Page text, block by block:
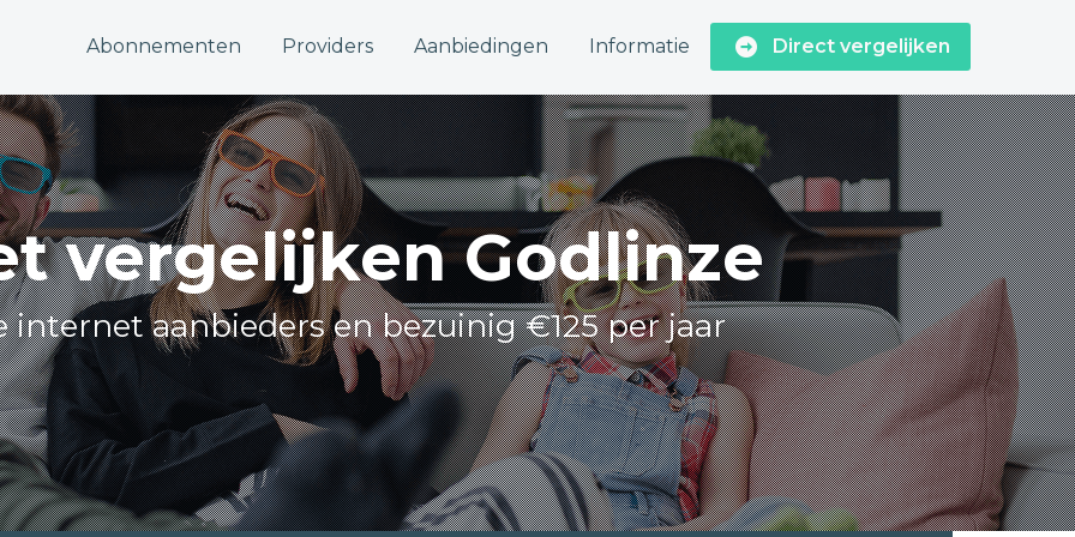
Abonnementen Providers Aanbiedingen Informatie Direct vergelijken
vergelijken Godlinze
internet aanbieders en bezuinig €125 per jaar